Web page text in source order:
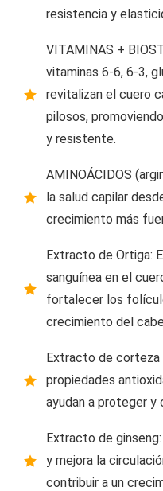
resistencia y
VITAMINAS +
vitaminas 6-6, 6-3,
revitalizan el cuero
pilosos,
y resistente.
AMINOÁCIDOS
la salud capilar
crecimiento más
Extracto de Ortiga:
sanguínea en el
fortalecer los
crecimiento del
Extracto de corteza
propiedades
ayudan a proteger y
Extracto de
y mejora la
contribuir a un